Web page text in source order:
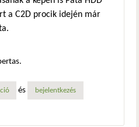
a C2D procik idején már
és bejelentkezés